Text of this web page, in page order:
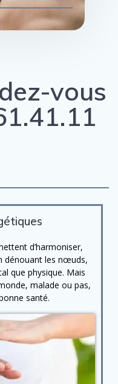
vous
d’harmoniser,
dénouant les nœuds,
que physique. Mais
malade ou pas,
santé.